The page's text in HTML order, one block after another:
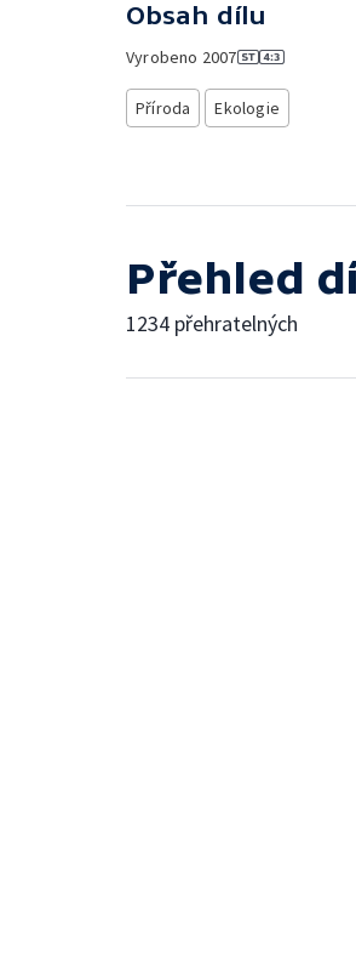
Obsah dílu
Vyrobeno 2007
Příroda Ekologie
Přehled
1234 přehratelných